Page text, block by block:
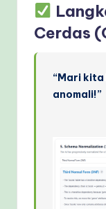
Cerdas
“Mari
anomali!”